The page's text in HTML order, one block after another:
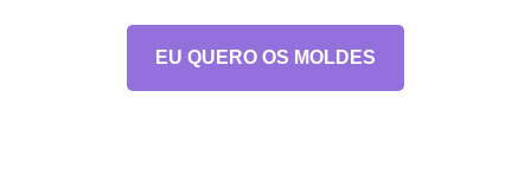
EU QUERO OS MOLDES